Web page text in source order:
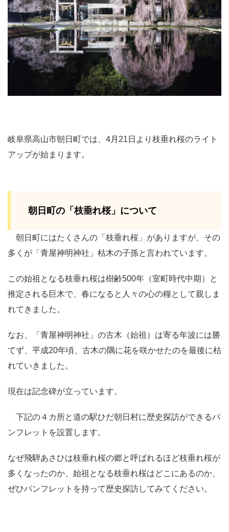
岐阜県高山市朝日町では、4月21日より枝垂れ桜のライト
アップが始まります。
朝日町の「枝垂れ桜」について
朝日町にはたくさんの「枝垂れ桜」がありますが、その
多くが「青屋神明神社」枯木の子孫と言われています。
この始祖となる枝垂れ桜は樹齢500年（室町時代中期）と
推定される巨木で、春になると人々の心の糧として親しま
れてきました。
なお、「青屋神明神社」の古木（始祖）は寄る年波には勝
てず、平成20年頃、古木の隅に花を咲かせたのを最後に枯
れていきました。
現在は記念碑が立っています。
下記の４カ所と道の駅ひだ朝日村に歴史探訪ができるパ
ンフレットを設置します。
なぜ飛騨あさひは枝垂れ桜の郷と呼ばれるほど枝垂れ桜が
多くなったのか、始祖となる枝垂れ桜はどこにあるのか、
ぜひパンフレットを持って歴史探訪してみてください。